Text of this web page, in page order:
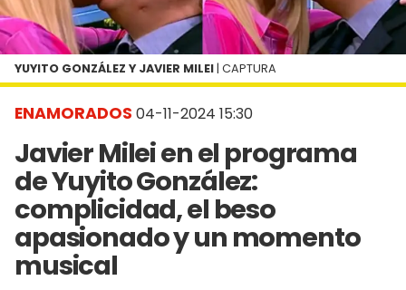
ENAMORADOS 04-11-2024 15:30
Javier Milei en el programa
de Yuyito González:
complicidad, el beso
apasionado y un momento
musical
YUYITO GONZÁLEZ Y JAVIER MILEI | CAPTURA